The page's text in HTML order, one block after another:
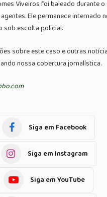
Viveiros foi baleado durante
Ele permanece internado
sob escolta policial.
sobre este caso e outras
nossa cobertura jornalística.
Siga em Facebook
Siga em Instagram
Siga em YouTube